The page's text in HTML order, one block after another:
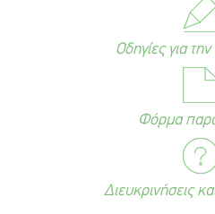
Οδηγίες για
Φόρμα
Διευκρινήσεις